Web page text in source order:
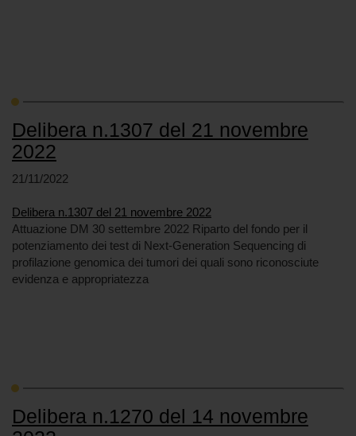
Delibera n.1307 del 21 novembre
2022
21/11/2022
Delibera n.1307 del 21 novembre 2022
Attuazione DM 30 settembre 2022 Riparto del fondo per il
potenziamento dei test di Next-Generation Sequencing di
profilazione genomica dei tumori dei quali sono riconosciute
evidenza e appropriatezza
Delibera n.1270 del 14 novembre